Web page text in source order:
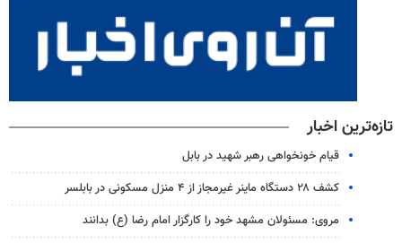
تازه‌ترین اخبار
قیام خونخواهی رهبر شهید در بابل
کشف ۲۸ دستگاه ماینر غیرمجاز از ۴ منزل مسکونی در بابلسر
مروی: مسئولان مشهد خود را کارگزار امام رضا (ع) بدانند